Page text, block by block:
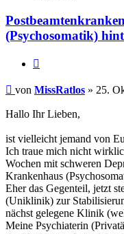
(Psychosomatik)
Beitrag
von MissRatlos » 25.
Hallo Ihr Lieben,
ist vielleicht jemand von
Ich traue mich nicht
Wochen mit schweren
Krankenhaus
Eher das Gegenteil, jetzt
(Uniklinik) zur
nächst gelegene Klinik
Meine Psychiaterin